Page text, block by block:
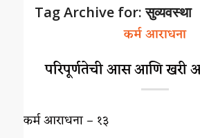
Tag Archive for:सुव्यवस्था
कर्म आराधना
परिपूर्णतेची आस आणि खरी
कर्म आराधना – १३